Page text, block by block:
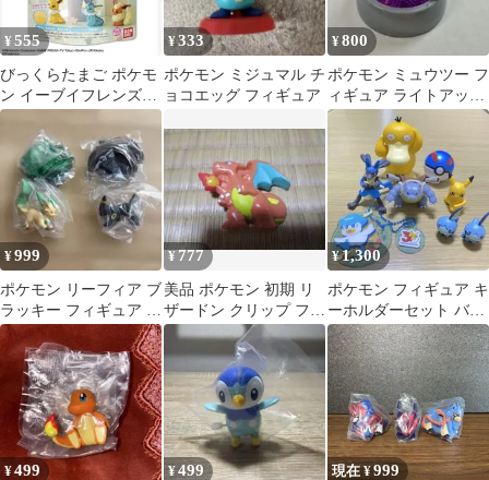
¥ 555
びっくらたまご ポケモ
ン イーブイフレンズフ
ィギュアコレクション
¥333
ポケモン ミジュマル チ
ョコエッグ フィギュア
¥800
ポケモン ミュウツー フ
ィギュア ライトアップ
台座付き
¥999
ポケモン リーフィア ブ
ラッキー フィギュア ガ
チャ ジオラマコレクト
¥777
美品 ポケモン 初期 リ
ザードン クリップ フィ
ギュア レトロ
¥1,300
ポケモン フィギュア キ
ーホルダーセット バス
ボム びっくらたまご
¥499 ¥499 現在 ¥999